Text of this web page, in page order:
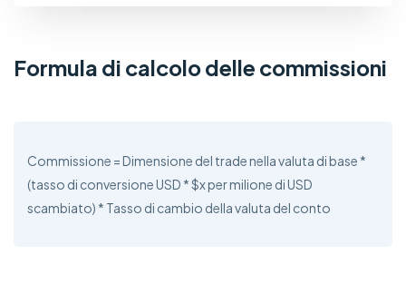
Formula di calcolo delle commissioni
Commissione = Dimensione del trade nella valuta di base *
(tasso di conversione USD * $x per milione di USD
scambiato) * Tasso di cambio della valuta del conto